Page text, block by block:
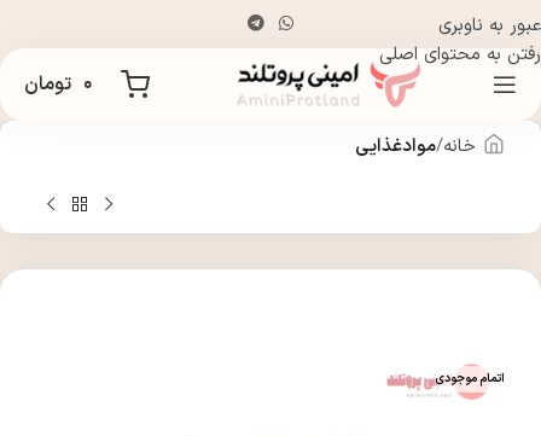
عبور به ناوبری
رفتن به محتوای اصلی
۰ تومان
خانه موادغذایی
اتمام موجودی